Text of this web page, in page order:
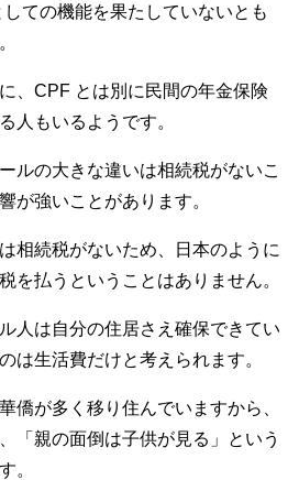
ての機能を果たしていないとも
、CPF とは別に民間の年金保険
人もいるようです。
ルの大きな違いは相続税がないこ
が強いことがあります。
相続税がないため、日本のように
を払うということはありません。
人は自分の住居さえ確保できてい
は生活費だけと考えられます。
僑が多く移り住んでいますから、
「親の面倒は子供が見る」という
。